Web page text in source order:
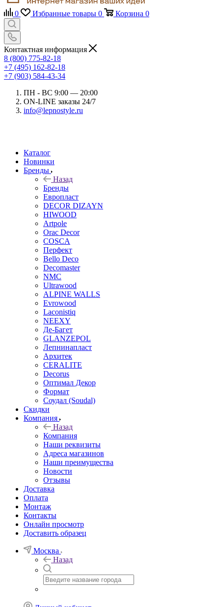
0 Избранные товары 0 Корзина 0
Контактная информация
8 (800) 775-82-18
+7 (495) 162-82-18
+7 (903) 584-43-34
ПН - ВС 9:00 — 20:00
ON-LINE заказы 24/7
info@lepnostyle.ru
Каталог
Новинки
Бренды
Назад
Бренды
Европласт
DECOR DIZAYN
HIWOOD
Artpole
Orac Decor
COSCA
Перфект
Bello Deco
Decomaster
NMС
Ultrawood
ALPINE WALLS
Evrowood
Laconistiq
NEEXY
Де-Багет
GLANZEPOL
Лепнинапласт
Архитек
CERALITE
Decorus
Оптимал Декор
Формат
Соудал (Soudal)
Скидки
Компания
Назад
Компания
Наши реквизиты
Адреса магазинов
Наши преимущества
Новости
Отзывы
Доставка
Оплата
Монтаж
Контакты
Онлайн просмотр
Доставить образец
Москва
Назад